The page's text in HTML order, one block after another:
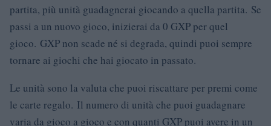
partita, più unità guadagnerai giocando a quella partita. Se
passi a un nuovo gioco, inizierai da 0 GXP per quel
gioco. GXP non scade né si degrada, quindi puoi sempre
tornare ai giochi che hai giocato in passato.
Le unità sono la valuta che puoi riscattare per premi come
le carte regalo. Il numero di unità che puoi guadagnare
varia da gioco a gioco e con quanti GXP puoi avere in un